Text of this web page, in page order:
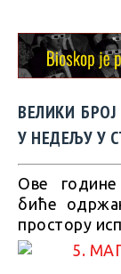
ВЕЛИКИ
У НЕДЕЉУ У
Ове године
биће
простору